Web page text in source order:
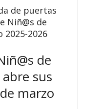
de puertas
Niñ@s de
2025-2026
de
sus
marzo